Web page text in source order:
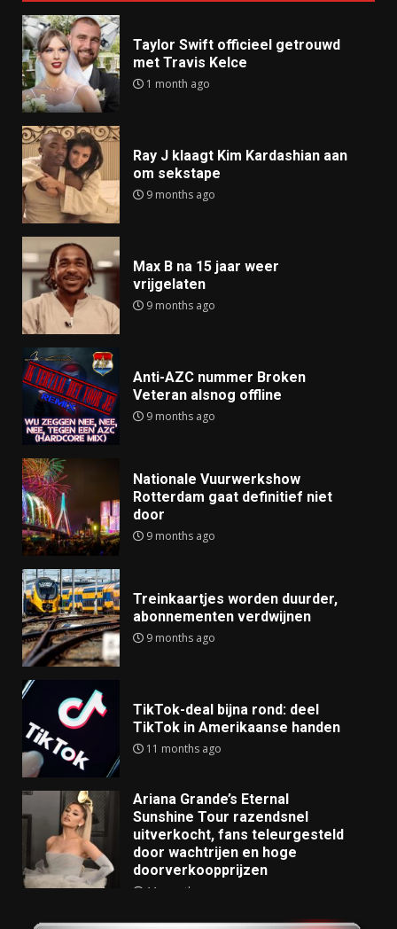
Taylor Swift officieel getrouwd
met Travis Kelce
1 month ago
Ray J klaagt Kim Kardashian aan
om sekstape
9 months ago
Max B na 15 jaar weer
vrijgelaten
9 months ago
Anti-AZC nummer Broken
Veteran alsnog offline
9 months ago
Nationale Vuurwerkshow
Rotterdam gaat definitief niet
door
9 months ago
Treinkaartjes worden duurder,
abonnementen verdwijnen
9 months ago
TikTok-deal bijna rond: deel
TikTok in Amerikaanse handen
11 months ago
Ariana Grande’s Eternal
Sunshine Tour razendsnel
uitverkocht, fans teleurgesteld
door wachtrijen en hoge
doorverkoopprijzen
11 months ago